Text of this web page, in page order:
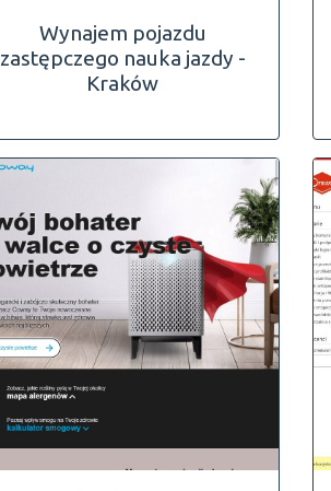
Wynajem pojazdu
zastępczego nauka jazdy -
Kraków